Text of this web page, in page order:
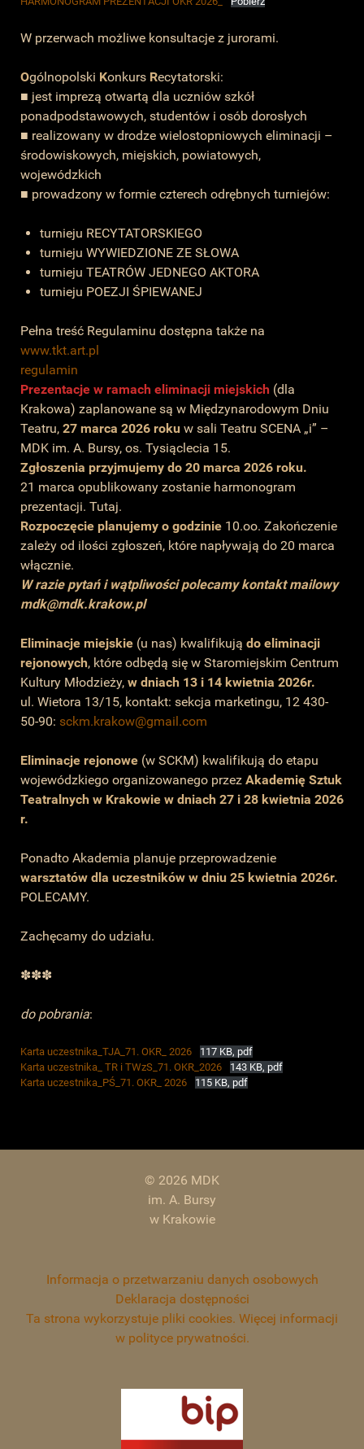
W przerwach możliwe konsultacje z jurorami.
Ogólnopolski Konkurs Recytatorski:
■ jest imprezą otwartą dla uczniów szkół
ponadpodstawowych, studentów i osób dorosłych
■ realizowany w drodze wielostopniowych eliminacji –
środowiskowych, miejskich, powiatowych,
wojewódzkich
■ prowadzony w formie czterech odrębnych turniejów:
turnieju RECYTATORSKIEGO
turnieju WYWIEDZIONE ZE SŁOWA
turnieju TEATRÓW JEDNEGO AKTORA
turnieju POEZJI ŚPIEWANEJ
Pełna treść Regulaminu dostępna także na
www.tkt.art.pl
regulamin
Prezentacje w ramach eliminacji miejskich (dla
Krakowa) zaplanowane są w Międzynarodowym Dniu
Teatru, 27 marca 2026 roku w sali Teatru SCENA „i” –
MDK im. A. Bursy, os. Tysiąclecia 15.
Zgłoszenia przyjmujemy do 20 marca 2026 roku.
21 marca opublikowany zostanie harmonogram
prezentacji. Tutaj.
Rozpoczęcie planujemy o godzinie 10.oo. Zakończenie
zależy od ilości zgłoszeń, które napływają do 20 marca
włącznie.
W razie pytań i wątpliwości polecamy kontakt mailowy
mdk@mdk.krakow.pl
Eliminacje miejskie (u nas) kwalifikują do eliminacji
rejonowych, które odbędą się w Staromiejskim Centrum
Kultury Młodzieży, w dniach 13 i 14 kwietnia 2026r.
ul. Wietora 13/15, kontakt: sekcja marketingu, 12 430-
50-90: sckm.krakow@gmail.com
Eliminacje rejonowe (w SCKM) kwalifikują do etapu
wojewódzkiego organizowanego przez Akademię Sztuk
Teatralnych w Krakowie w dniach 27 i 28 kwietnia 2026
r.
Ponadto Akademia planuje przeprowadzenie
warsztatów dla uczestników w dniu 25 kwietnia 2026r.
POLECAMY.
Zachęcamy do udziału.
✽✽✽
do pobrania:
Karta uczestnika_TJA_71. OKR_ 2026
117 KB, pdf
Karta uczestnika_ TR i TWzS_71. OKR_2026
143 KB, pdf
Karta uczestnika_PŚ_71. OKR_ 2026
115 KB, pdf
© 2026 MDK
im. A. Bursy
w Krakowie
Informacja o przetwarzaniu danych osobowych
Deklaracja dostępności
Ta strona wykorzystuje pliki cookies. Więcej informacji
w polityce prywatności.